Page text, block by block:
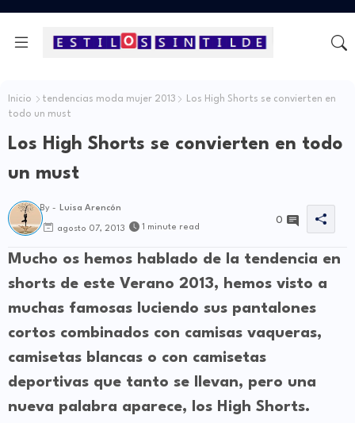
Inicio tendencias moda mujer 2013
Los High Shorts se convierten en
todo un must
Los High Shorts se convierten en todo
un must
By - Luisa Arencón
agosto 07, 2013 1 minute read
0
Mucho os hemos hablado de la tendencia en
shorts de este Verano 2013, hemos visto a
muchas famosas luciendo sus pantalones
cortos combinados con camisas vaqueras,
camisetas blancas o con camisetas
deportivas que tanto se llevan, pero una
nueva palabra aparece, los High Shorts.